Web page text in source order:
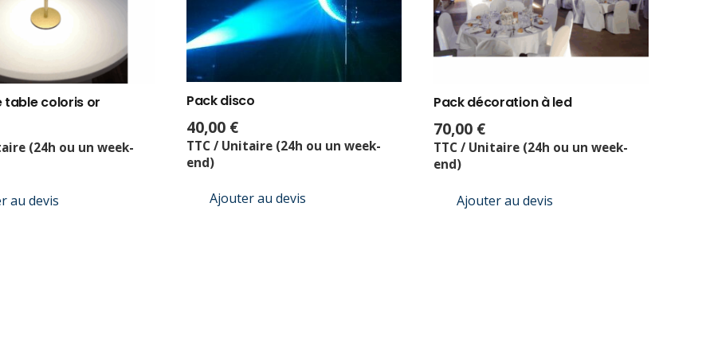
table coloris or
(24h ou un week-
au devis
Pack disco
40,00 €
TTC / Unitaire (24h ou un week-
end)
Ajouter au devis
Pack décoration à led
70,00 €
TTC / Unitaire (24h ou un week-
end)
Ajouter au devis